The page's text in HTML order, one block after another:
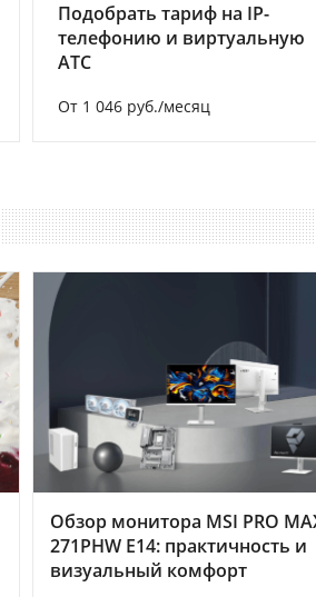
Подобрать тариф на IP-
телефонию и виртуальную
АТС
От 1 046 руб./месяц
Обзор монитора MSI PRO
271PHW E14: практичность и
визуальный комфорт